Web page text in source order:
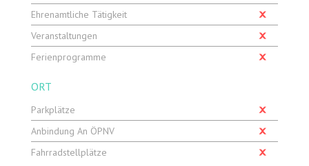
Ehrenamtliche Tätigkeit
Veranstaltungen
Ferienprogramme
ORT
Parkplätze
Anbindung An ÖPNV
Fahrradstellplätze